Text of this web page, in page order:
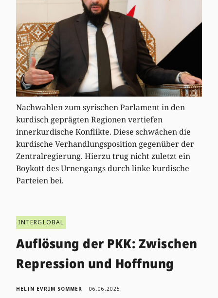
Nachwahlen zum syrischen Parlament in den
kurdisch geprägten Regionen vertiefen
innerkurdische Konflikte. Diese schwächen die
kurdische Verhandlungsposition gegenüber der
Zentralregierung. Hierzu trug nicht zuletzt ein
Boykott des Urnengangs durch linke kurdische
Parteien bei.
INTERGLOBAL
Auflösung der PKK: Zwischen
Repression und Hoffnung
HELIN EVRIM SOMMER 06.06.2025